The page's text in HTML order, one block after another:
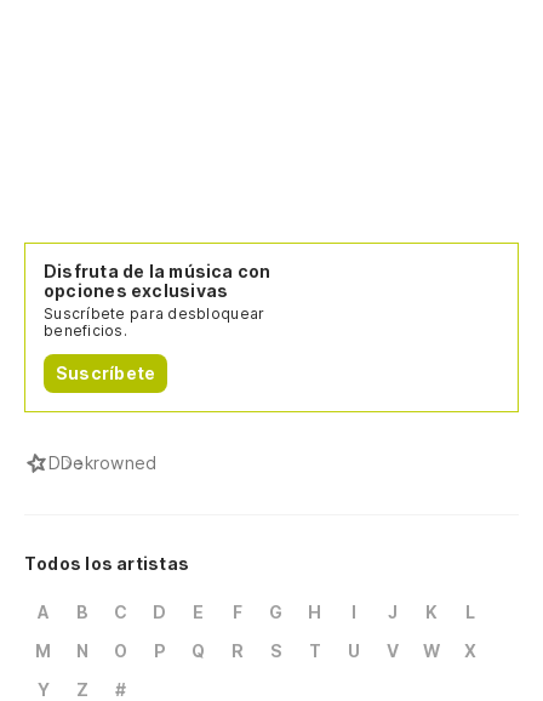
Disfruta de la música con
opciones exclusivas
Suscríbete para desbloquear
beneficios.
Suscríbete
DDekrowned
Todos los artistas
A B C D E F G H I J K
L
M
N O P Q R S T U V W
X
Y
Z #